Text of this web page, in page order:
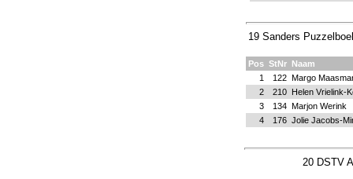
19 Sanders
Pos StNr Naam
1
122 Margo
2
210 Helen Vrielink-
3
134 Marjon Werink
4
176 Jolie Jacobs-
20 DSTV